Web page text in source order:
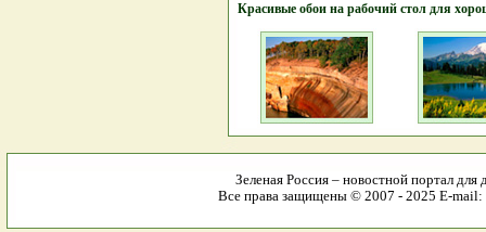
Красивые обои на рабочий стол для
Зеленая Россия – новостной портал для
Все права защищены © 2007 - 2025 E-mail: